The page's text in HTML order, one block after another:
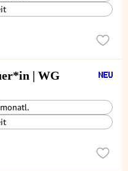
| WG